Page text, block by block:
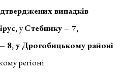
випадків
уСтебнику – 7,
8, у Дрогобицькому районі
регіоні